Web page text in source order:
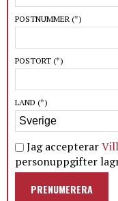
POSTNUMMER (*)
POSTORT (*)
LAND (*)
Jag accepterar
personuppgifter
PRENUMERERA